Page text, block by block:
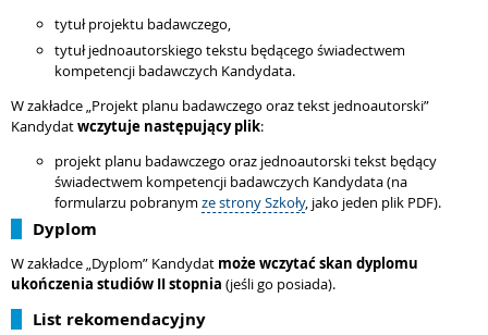
tytuł projektu badawczego,
tytuł jednoautorskiego tekstu będącego świadectwem
kompetencji badawczych Kandydata.
W zakładce „Projekt planu badawczego oraz tekst jednoautorski”
Kandydatwczytuje następujący plik:
projekt planu badawczego oraz jednoautorski tekst będący
świadectwem kompetencji badawczych Kandydata (na
formularzu pobranym ze strony Szkoły, jako jeden plik PDF).
Dyplom
W zakładce „Dyplom” Kandydat może wczytać skan dyplomu
ukończenia studiów II stopnia (jeśli go posiada).
List rekomendacyjny